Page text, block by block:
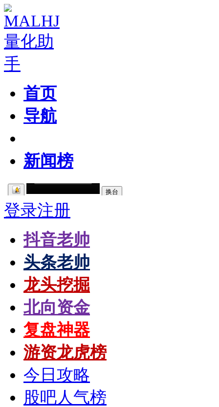
首页
导航
新闻榜
登录注册
抖音老帅
头条老帅
龙头挖掘
北向资金
复盘神器
游资龙虎榜
今日攻略
股吧人气榜